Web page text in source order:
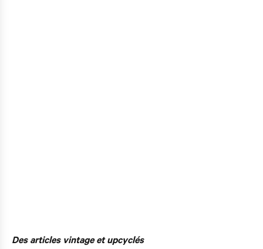
Des articles vintage et upcyclés